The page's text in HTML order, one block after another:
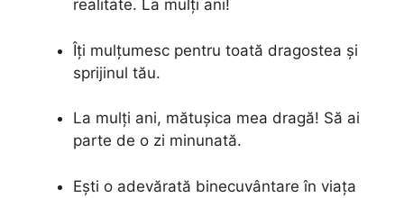
realitate. La mulți ani!
Îți mulțumesc pentru toată dragostea și
sprijinul tău.
La mulți ani, mătușica mea dragă! Să ai
parte de o zi minunată.
Ești o adevărată binecuvântare în viața